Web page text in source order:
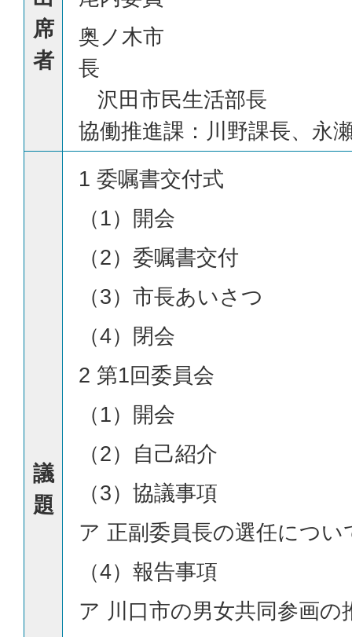
席
者
奥ノ木市
沢田市民生活部長
協働推進課：川野課長、永
議
題
1 委嘱書交付式
（1）開会
（2）委嘱書交付
（3）市長あいさつ
（4）閉会
2 第1回委員会
（1）開会
（2）自己紹介
（3）協議事項
ア 正副委員長の選任につい
（4）報告事項
ア 川口市の男女共同参画の